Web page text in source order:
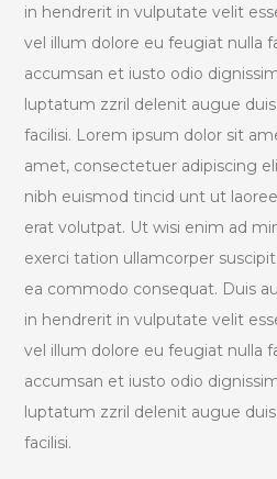
in hendrerit in vulputate velit
vel illum dolore eu feugiat nulla
accumsan et iusto odio
luptatum zzril delenit augue
facilisi. Lorem ipsum dolor sit
amet, consectetuer adipiscing
nibh euismod tincid unt ut
erat volutpat. Ut wisi enim ad
exerci tation ullamcorper
ea commodo consequat. Duis
in hendrerit in vulputate velit
vel illum dolore eu feugiat nulla
accumsan et iusto odio
luptatum zzril delenit augue
facilisi.